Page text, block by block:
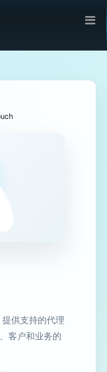
供支持的代理
客户和业务的